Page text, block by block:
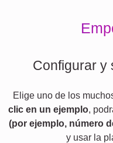
Configurar y
Elige uno de los
clic en un ejemplo,
(por ejemplo, número
y usar la